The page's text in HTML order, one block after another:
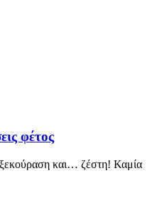
φέτος
και… ζέστη! Καμία